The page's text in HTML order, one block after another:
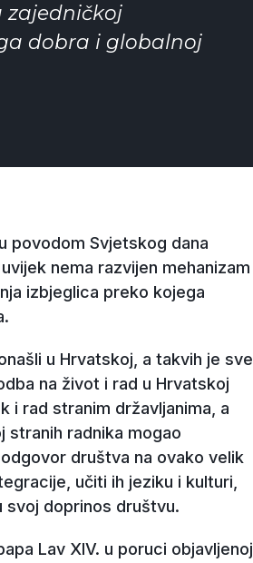
zajedničkoj
dobra i globalnoj
povodom Svjetskog dana
nema razvijen mehanizam
izbjeglica preko kojega
u Hrvatskoj, a takvih je sve
na život i rad u Hrvatskoj
i rad stranim državljanima, a
stranih radnika mogao
društva na ovako velik
učiti ih jeziku i kulturi,
svoj doprinos društvu.
Lav XIV. u poruci objavljenoj